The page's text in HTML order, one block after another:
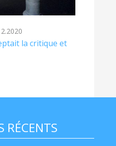
la critique et
RÉCENTS